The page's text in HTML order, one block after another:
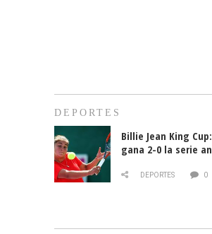
DEPORTES
Billie Jean King
gana 2-0 la serie
DEPORTES 0